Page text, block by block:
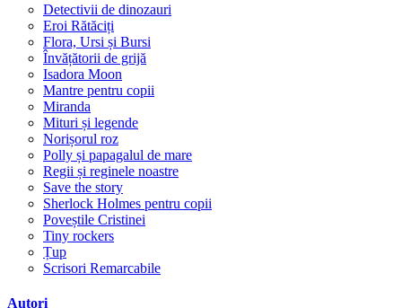
Detectivii de dinozauri
Eroi Rătăciți
Flora, Ursi și Bursi
Învățătorii de grijă
Isadora Moon
Mantre pentru copii
Miranda
Mituri și legende
Norișorul roz
Polly și papagalul de mare
Regii și reginele noastre
Save the story
Sherlock Holmes pentru copii
Poveștile Cristinei
Tiny rockers
Țup
Scrisori Remarcabile
Autori